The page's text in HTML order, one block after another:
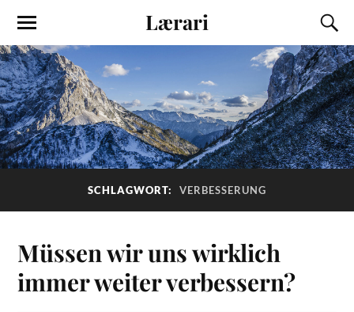
Lærari
SCHLAGWORT: VERBESSERUNG
Müssen wir uns wirklich
immer weiter verbessern?